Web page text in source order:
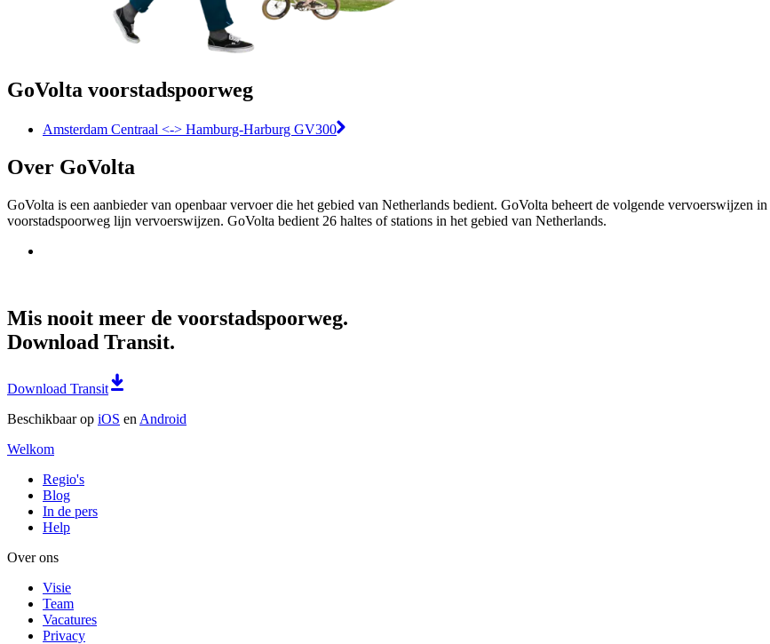
GoVolta voorstadspoorweg
Amsterdam Centraal <-> Hamburg-Harburg GV300
Over GoVolta
GoVolta is een aanbieder van openbaar vervoer die het gebied van Netherlands bedient. GoVolta beheert de volgende vervoerswijzen
voorstadspoorweg lijn vervoerswijzen. GoVolta bedient 26 haltes of stations in het gebied van Netherlands.
Mis nooit meer de voorstadspoorweg.
Download Transit.
Download Transit
Beschikbaar op iOS en Android
Welkom
Regio's
Blog
In de pers
Help
Over ons
Visie
Team
Vacatures
Privacy